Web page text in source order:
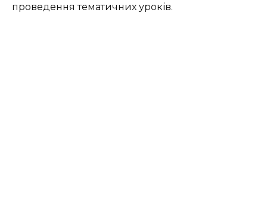
проведення тематичних уроків.